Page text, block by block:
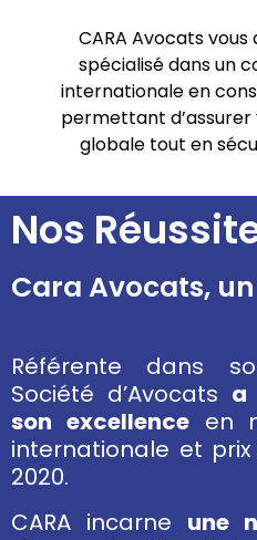
CARA Avocats
spécialisé dans un
internationale en
permettant
globale tout en
Nos
Cara Avocats,
Référente dans
Société d’Avocats a
son excellenceen
internationale et
2020.
CARA incarne une